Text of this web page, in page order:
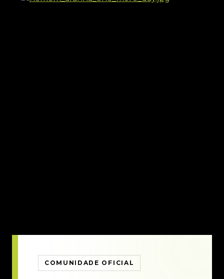
COMUNIDADE OFICIAL